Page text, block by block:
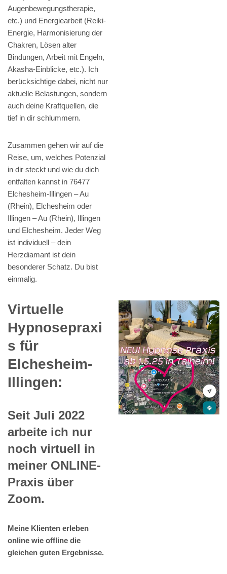
Augenbewegungstherapie,
etc.) und Energiearbeit (Reiki-
Energie, Harmonisierung der
Chakren, Lösen alter
Bindungen, Arbeit mit Engeln,
Akasha-Einblicke, etc.). Ich
berücksichtige dabei, nicht nur
aktuelle Belastungen, sondern
auch deine Kraftquellen, die
tief in dir schlummern.
Zusammen gehen wir auf die
Reise, um, welches Potenzial
in dir steckt und wie du dich
entfalten kannst in 76477
Elchesheim-Illingen – Au
(Rhein), Elchesheim oder
Illingen – Au (Rhein), Illingen
und Elchesheim. Jeder Weg
ist individuell – dein
Herzdiamant ist dein
besonderer Schatz. Du bist
einmalig.
Virtuelle
Hypnosepraxi
s für
Elchesheim-
Illingen:
Seit Juli 2022
arbeite ich nur
noch virtuell in
meiner ONLINE-
Praxis über
Zoom.
Meine Klienten erleben
online wie offline die
gleichen guten Ergebnisse.